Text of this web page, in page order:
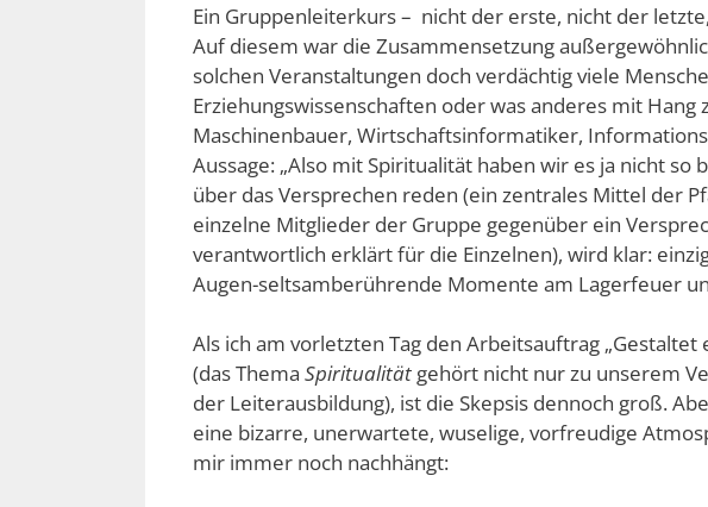
Ein Gruppenleiterkurs – nicht der erste, nicht der
Auf diesem war die Zusammensetzung
solchen Veranstaltungen doch verdächtig viele
Erziehungswissenschaften oder was anderes mit Hang
Maschinenbauer, Wirtschaftsinformatiker,
Aussage: „Also mit Spiritualität haben wir es ja nicht so
über das Versprechen reden (ein zentrales Mittel der
einzelne Mitglieder der Gruppe gegenüber ein
verantwortlich erklärt für die Einzelnen), wird klar:
Augen-seltsamberührende Momente am Lagerfeuer
Als ich am vorletzten Tag den Arbeitsauftrag
(das Thema Spiritualität gehört nicht nur zu unserem
der Leiterausbildung), ist die Skepsis dennoch groß.
eine bizarre, unerwartete, wuselige, vorfreudige
mir immer noch nachhängt: